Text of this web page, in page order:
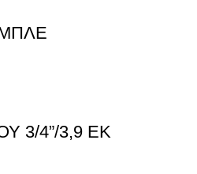
3/4”/3,9 ΕΚ